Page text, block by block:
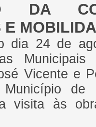
DA
E
dia 24 de
Vicente e
de
visita às